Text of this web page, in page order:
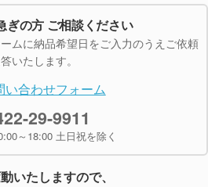
ぎの方 ご相談ください
ムに納品希望日をご入力のうえご依頼
いたします。
い合わせフォーム
29-9911
～18:00 土日祝を除く
いたしますので、